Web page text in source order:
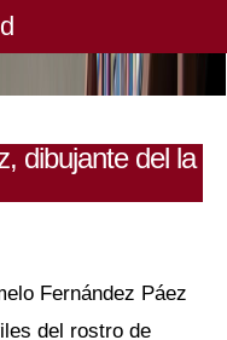
dibujante del la
Fernández Páez
del rostro de